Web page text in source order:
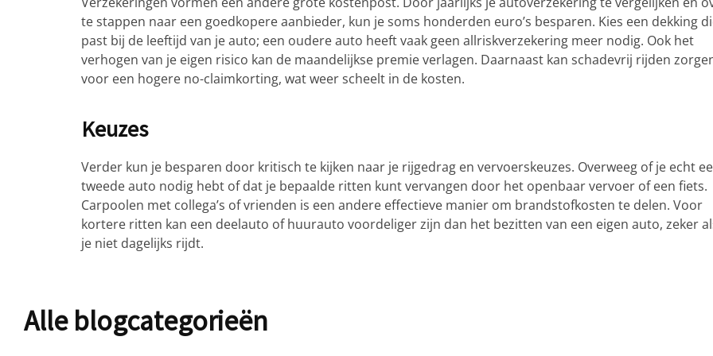
te stappen naar een goedkopere aanbieder, kun je soms honderden euro’s besparen. Kies een dekking
past bij de leeftijd van je auto; een oudere auto heeft vaak geen allriskverzekering meer nodig. Ook het
verhogen van je eigen risico kan de maandelijkse premie verlagen. Daarnaast kan schadevrij rijden
voor een hogere no-claimkorting, wat weer scheelt in de kosten.
Keuzes
Verder kun je besparen door kritisch te kijken naar je rijgedrag en vervoerskeuzes. Overweeg of je echt
tweede auto nodig hebt of dat je bepaalde ritten kunt vervangen door het openbaar vervoer of een fiets.
Carpoolen met collega’s of vrienden is een andere effectieve manier om brandstofkosten te delen. Voor
kortere ritten kan een deelauto of huurauto voordeliger zijn dan het bezitten van een eigen auto, zeker
je niet dagelijks rijdt.
Alle blogcategorieën